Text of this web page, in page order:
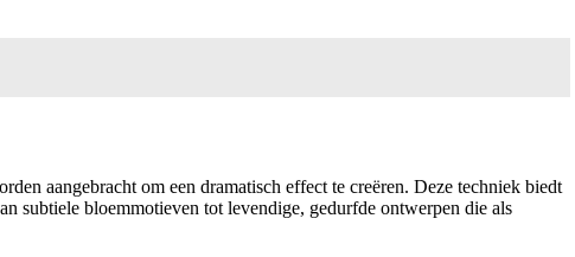
aangebracht om een dramatisch effect te creëren. Deze techniek biedt
subtiele bloemmotieven tot levendige, gedurfde ontwerpen die als